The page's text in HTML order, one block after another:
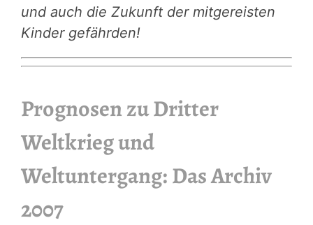
und auch die Zukunft der mitgereisten
Kinder gefährden!
Prognosen zu Dritter
Weltkrieg und
Weltuntergang: Das Archiv
2007